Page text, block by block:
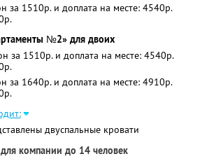
за 1510р. и доплата на месте: 4540р.
№2» для двоих
за 1510р. и доплата на месте: 4540р.
за 1640р. и доплата на месте: 4910р.
двуспальные кровати
компании до 14 человек